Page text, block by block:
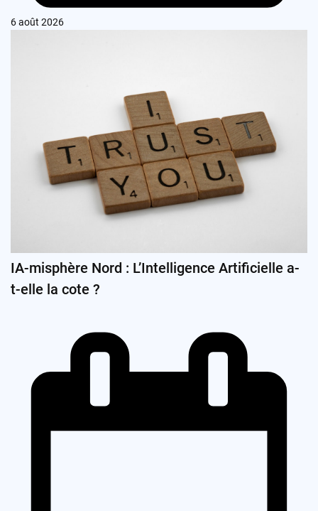
6 août 2026
IA-misphère Nord : L’Intelligence Artificielle a-
t-elle la cote ?